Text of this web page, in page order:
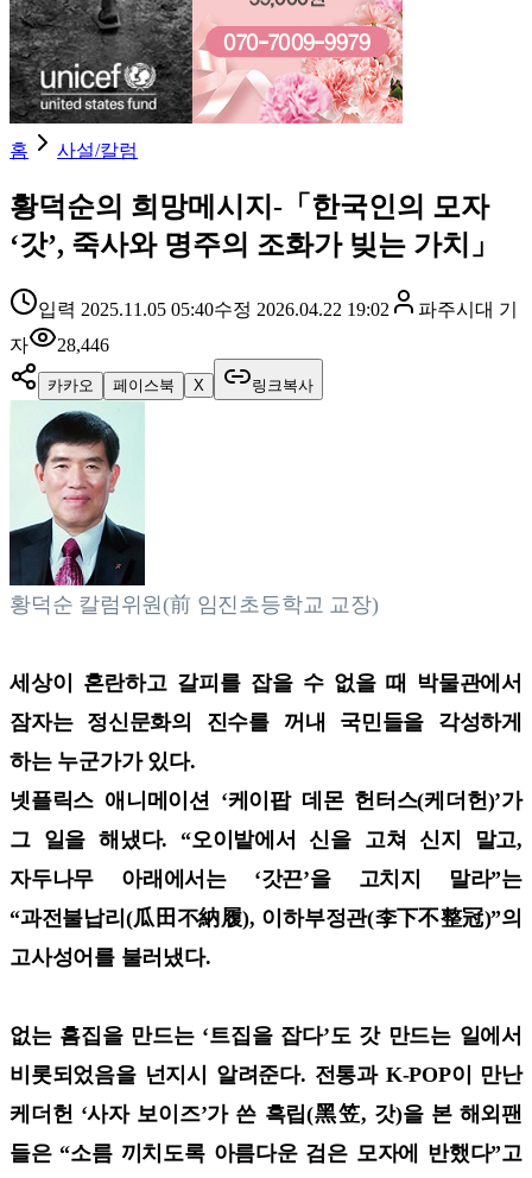
홈 사설/칼럼
황덕순의 희망메시지-「한국인의 모자
‘갓’, 죽사와 명주의 조화가 빚는 가치」
입력 2025.11.05 05:40수정 2026.04.22 19:02 파주시대 기
자
28,446
카카오 페이스북 X 링크복사
황덕순 칼럼위원(前 임진초등학교 교장)
세상이 혼란하고 갈피를 잡을 수 없을 때 박물관에서
잠자는 정신문화의 진수를 꺼내 국민들을 각성하게
하는 누군가가 있다.
넷플릭스 애니메이션 ‘케이팝 데몬 헌터스(케더헌)’가
그 일을 해냈다. “오이밭에서 신을 고쳐 신지 말고,
자두나무 아래에서는 ‘갓끈’을 고치지 말라”는
“과전불납리(瓜田不納履), 이하부정관(李下不整冠)”의
고사성어를 불러냈다.
없는 흠집을 만드는 ‘트집을 잡다’도 갓 만드는 일에서
비롯되었음을 넌지시 알려준다. 전통과 K-POP이 만난
케더헌 ‘사자 보이즈’가 쓴 흑립(黑笠, 갓)을 본 해외팬
들은 “소름 끼치도록 아름다운 검은 모자에 반했다”고